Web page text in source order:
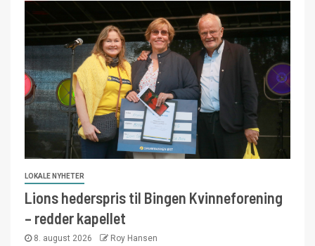
LOKALE NYHETER
Lions hederspris til Bingen Kvinneforening
– redder kapellet
8. august 2026 Roy Hansen